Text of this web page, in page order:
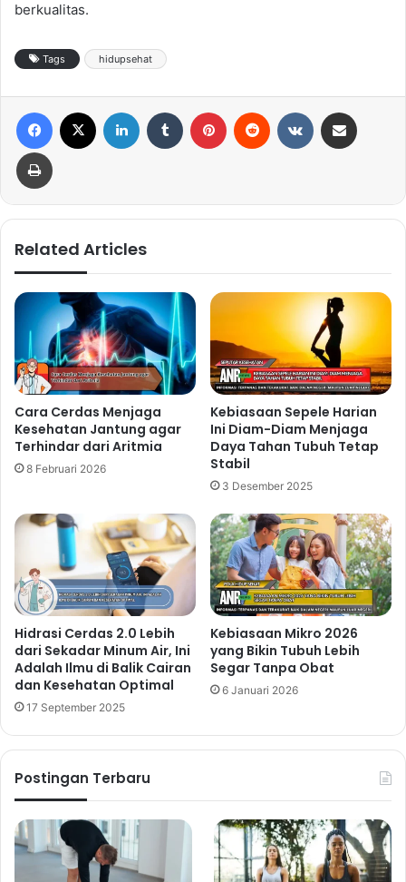
berkualitas.
Tags hidupsehat
Related Articles
Cara Cerdas Menjaga
Kesehatan Jantung agar
Terhindar dari Aritmia
8 Februari 2026
Kebiasaan Sepele Harian
Ini Diam-Diam Menjaga
Daya Tahan Tubuh Tetap
Stabil
3 Desember 2025
Hidrasi Cerdas 2.0 Lebih
dari Sekadar Minum Air, Ini
Adalah Ilmu di Balik Cairan
dan Kesehatan Optimal
17 September 2025
Kebiasaan Mikro 2026
yang Bikin Tubuh Lebih
Segar Tanpa Obat
6 Januari 2026
Postingan Terbaru